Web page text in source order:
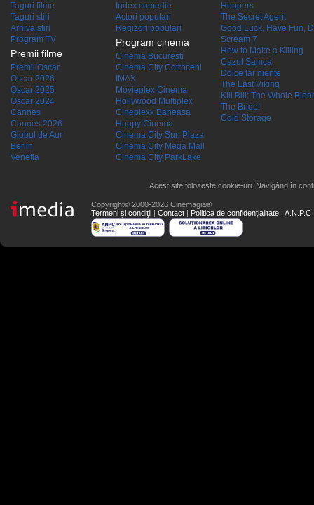
Taguri filme
Taguri stiri
Arhiva stiri
Program TV
Premii filme
Premii Oscar
Oscar 2026
Oscar 2025
Oscar 2024
Cannes
Cannes 2026
Globul de Aur
Berlin
Venetia
Index comedie
Actori populari
Regizori populari
Program cinema
Cinema Bucuresti
Cinema City Cotroceni
IMAX
Movieplex Cinema
Hollywood Multiplex
Cineplexx Baneasa
Happy Cinema
Cinema City Sun Plaza
Cinema City Mega Mall
Cinema City ParkLake
Hoppers
The Secret Agent
Good Luck, Have Fun,
Scream 7
How to Make a Killing
Cazul Samca
Dolce far niente
The Last Viking
Kill Bill: The Whole
The Bride!
Cold Storage
Acest site folosește cookie-uri. Navigând în
Copyright© 2000-2026 Cinemagia®
Termeni şi condiţii | Contact | Politica de confidențialitate | A.N.P.C